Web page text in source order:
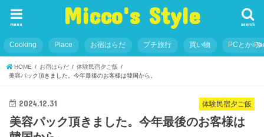
Micco's Style search
menu
Cooking Place お宿はらだ プチ旅行 買い物 PCとか
HOME お宿はらだ
体験民宿夕ご飯
美容パック頂きました。今年最後のお客様は韓国から。
体験民宿夕ご飯
2024.12.31
美容パック頂きました。今年最後のお客様は